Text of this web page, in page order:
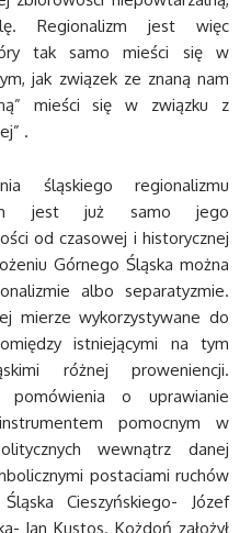
Regionalizm jest więc
tak samo mieści się w
jak związek ze znaną nam
mieści się w związku z
.
śląskiego regionalizmu
jest już samo jego
od czasowej i historycznej
Górnego Śląska można
albo separatyzmie.
mierze wykorzystywane do
istniejącymi na tym
różnej proweniencji.
pomówienia o uprawianie
pomocnym w
wewnątrz danej
postaciami ruchów
Cieszyńskiego- Józef
Jan Kustos. Kożdoń założył